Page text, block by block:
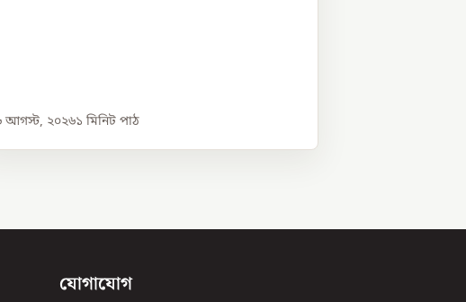
আগস্ট, ২০২৬১ মিনিট পাঠ
যোগাযোগ